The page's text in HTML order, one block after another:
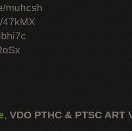
muhcsh
47kMX
, VDO PTHC & PTSC ART